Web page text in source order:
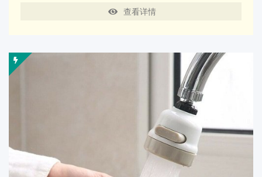
查看详情